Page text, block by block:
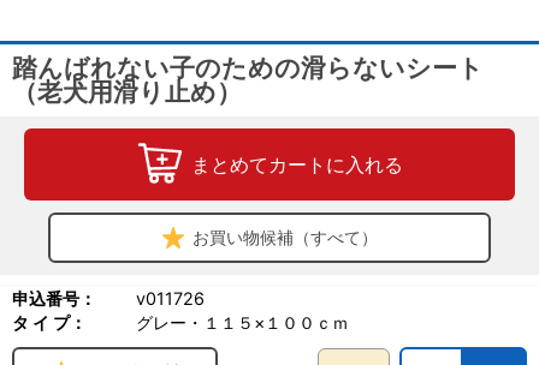
・玄関の段差：昇り降り時の滑り対策に
・スロープ：巻き付けて滑り防止に
・いつもの居場所：ふらつきがちな立ち上がりをサポート
・ペットシーツの下：シーツのズレ＆滑り防止に
・高所：猫ちゃんの高い所からの滑り落ち防止に
踏んばれない子のための滑らないシート
（老犬用滑り止め）
まとめてカートに入れる
お買い物候補（すべて）
申込番号：
v011726
タ イ プ：
グレー・１１５×１００ｃｍ